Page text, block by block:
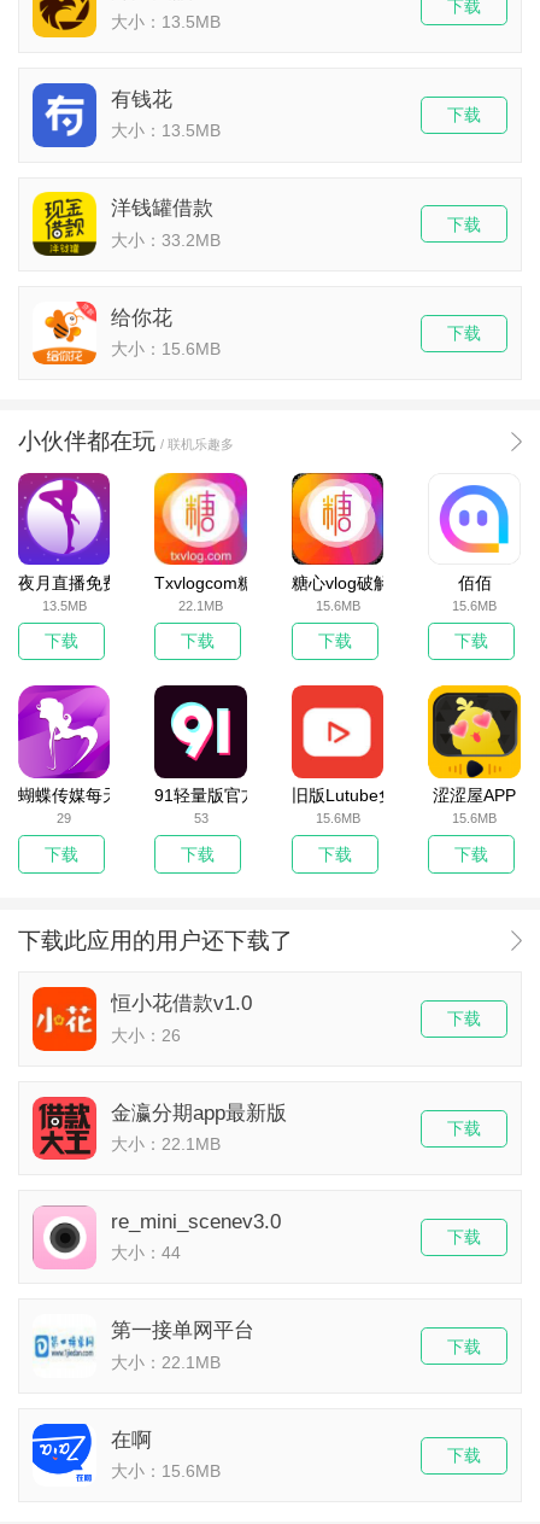
大小：13.5MB
下载
有钱花
大小：13.5MB
下载
洋钱罐借款
大小：33.2MB
下载
给你花
大小：15.6MB
下载
小伙伴都在玩 / 联机乐趣多
夜月直播免费下载
13.5MB
下载
Txvlogcom糖心官网版
22.1MB
下载
糖心vlog破解版
15.6MB
下载
佰佰
15.6MB
下载
蝴蝶传媒每天免费一次观看v1.0
29
下载
91轻量版官方版免费v5.9.8
53
下载
旧版Lutube免费看污App下载
15.6MB
下载
涩涩屋APP
15.6MB
下载
下载此应用的用户还下载了
恒小花借款v1.0
大小：26
下载
金瀛分期app最新版
大小：22.1MB
下载
re_mini_scenev3.0
大小：44
下载
第一接单网平台
大小：22.1MB
下载
在啊
大小：15.6MB
下载